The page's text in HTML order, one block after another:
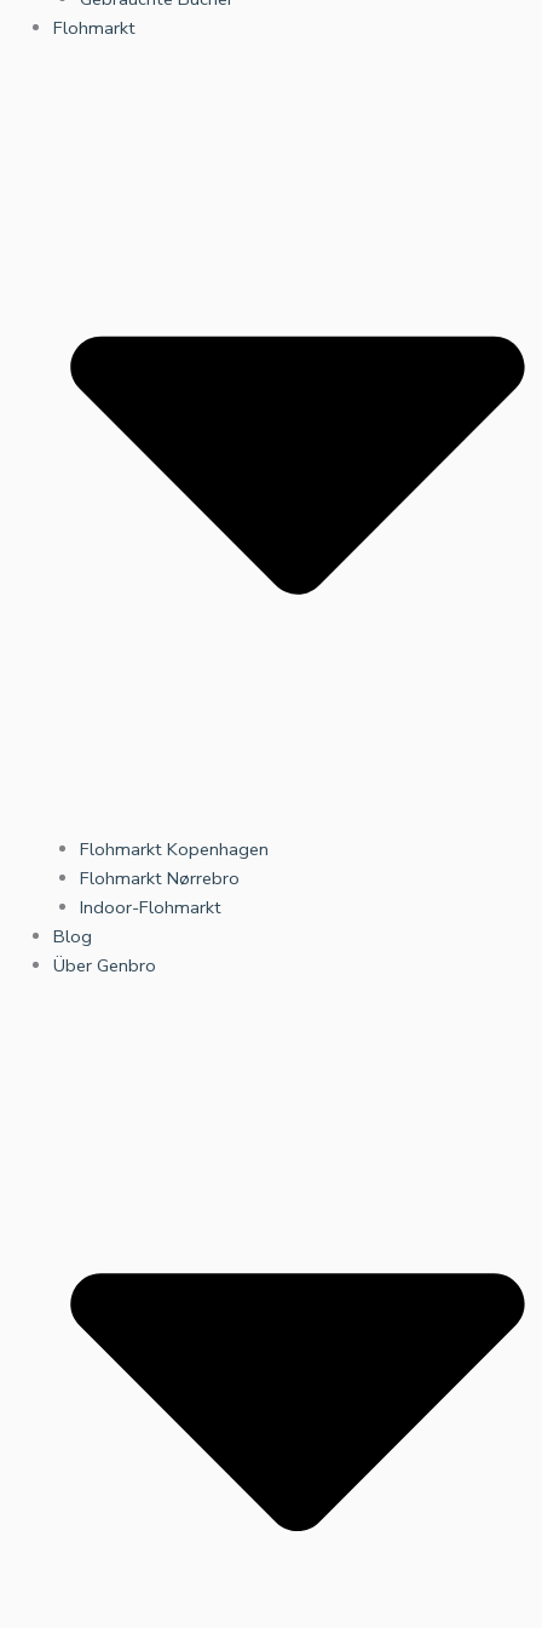
Flohmarkt
Flohmarkt Kopenhagen
Flohmarkt Nørrebro
Indoor-Flohmarkt
Blog
Über Genbro